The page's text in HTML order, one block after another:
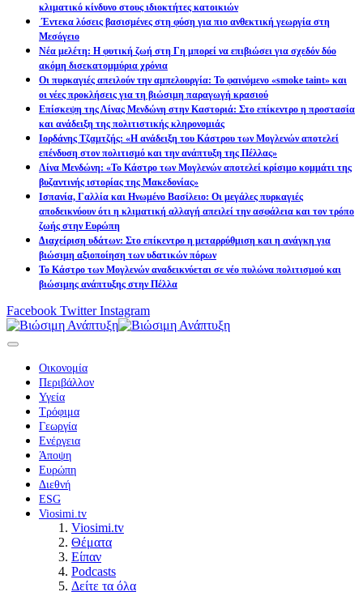
κλιματικό κίνδυνο στους ιδιοκτήτες κατοικιών
Έντεκα λύσεις βασισμένες στη φύση για πιο ανθεκτική γεωργία στη
Μεσόγειο
Νέα μελέτη: Η φυτική ζωή στη Γη μπορεί να επιβιώσει για σχεδόν δύο
ακόμη δισεκατομμύρια χρόνια
Οι πυρκαγιές απειλούν την αμπελουργία: Το φαινόμενο «smoke taint» και
οι νέες προκλήσεις για τη βιώσιμη παραγωγή κρασιού
Επίσκεψη της Λίνας Μενδώνη στην Καστοριά: Στο επίκεντρο η προστασία
και ανάδειξη της πολιτιστικής κληρονομιάς
Ιορδάνης Τζαμτζής: «Η ανάδειξη του Κάστρου των Μογλενών αποτελεί
επένδυση στον πολιτισμό και την ανάπτυξη της Πέλλας»
Λίνα Μενδώνη: «Το Κάστρο των Μογλενών αποτελεί κρίσιμο κομμάτι της
βυζαντινής ιστορίας της Μακεδονίας»
Ισπανία, Γαλλία και Ηνωμένο Βασίλειο: Οι μεγάλες πυρκαγιές
αποδεικνύουν ότι η κλιματική αλλαγή απειλεί την ασφάλεια και τον τρόπο
ζωής στην Ευρώπη
Διαχείριση υδάτων: Στο επίκεντρο η μεταρρύθμιση και η ανάγκη για
βιώσιμη αξιοποίηση των υδατικών πόρων
Το Κάστρο των Μογλενών αναδεικνύεται σε νέο πυλώνα πολιτισμού και
βιώσιμης ανάπτυξης στην Πέλλα
Facebook Twitter Instagram
Οικονομία
Περιβάλλον
Υγεία
Τρόφιμα
Γεωργία
Ενέργεια
Άποψη
Ευρώπη
Διεθνή
ESG
Viosimi.tv
Viosimi.tv
Θέματα
Είπαν
Podcasts
Δείτε τα όλα